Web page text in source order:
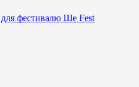
для фестивалю Ше Fest